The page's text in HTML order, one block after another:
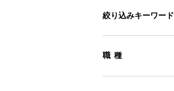
絞り込みキーワード
職種